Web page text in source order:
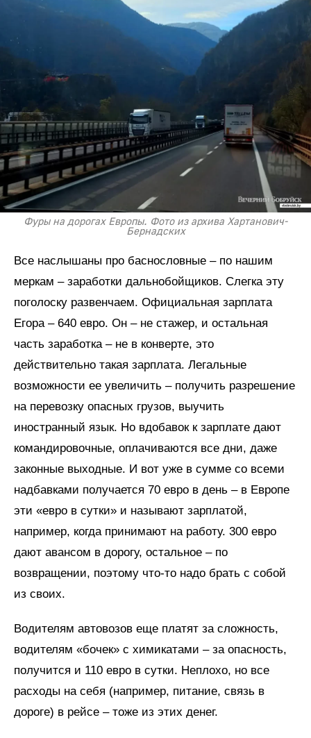
Фуры на дорогах Европы. Фото из архива Хартанович-
Бернадских
Все наслышаны про баснословные – по нашим
меркам – заработки дальнобойщиков. Слегка эту
поголоску развенчаем. Официальная зарплата
Егора – 640 евро. Он – не стажер, и остальная
часть заработка – не в конверте, это
действительно такая зарплата. Легальные
возможности ее увеличить – получить разрешение
на перевозку опасных грузов, выучить
иностранный язык. Но вдобавок к зарплате дают
командировочные, оплачиваются все дни, даже
законные выходные. И вот уже в сумме со всеми
надбавками получается 70 евро в день – в Европе
эти «евро в сутки» и называют зарплатой,
например, когда принимают на работу. 300 евро
дают авансом в дорогу, остальное – по
возвращении, поэтому что-то надо брать с собой
из своих.
Водителям автовозов еще платят за сложность,
водителям «бочек» с химикатами – за опасность,
получится и 110 евро в сутки. Неплохо, но все
расходы на себя (например, питание, связь в
дороге) в рейсе – тоже из этих денег.